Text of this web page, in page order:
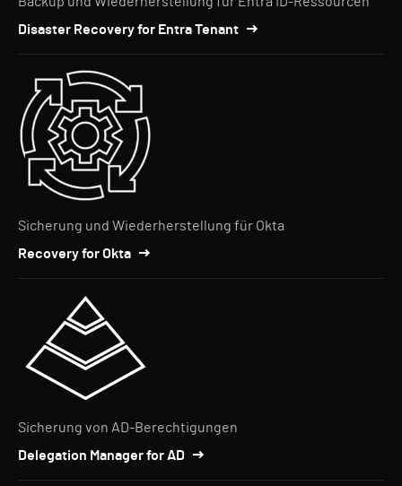
Disaster Recovery for Entra Tenant
Sicherung und Wiederherstellung für Okta
Recovery for Okta
Sicherung von AD-Berechtigungen
Delegation Manager for AD